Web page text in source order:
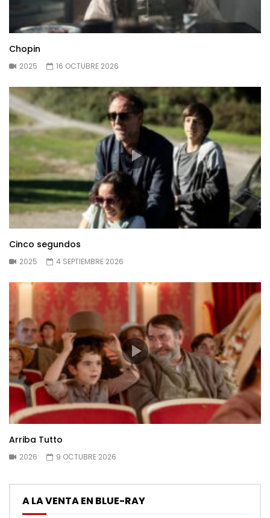
Chopin
2025 16 OCTUBRE 2026
Cinco segundos
2025 4 SEPTIEMBRE 2026
Arriba Tutto
2026 9 OCTUBRE 2026
A LA VENTA EN BLUE-RAY